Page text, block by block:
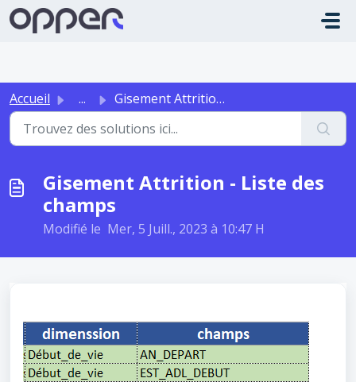
Passer au contenu principal
Accueil ... Gisement Attrition - Liste des champs
Gisement Attrition - Liste des
champs
Modifié le Mer, 5 Juill., 2023 à 10:47 H